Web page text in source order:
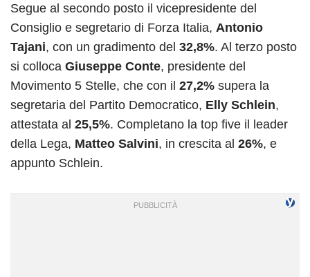
Segue al secondo posto il vicepresidente del
Consiglio e segretario di Forza Italia, Antonio
Tajani, con un gradimento del 32,8%. Al terzo posto
si colloca Giuseppe Conte, presidente del
Movimento 5 Stelle, che con il 27,2% supera la
segretaria del Partito Democratico, Elly Schlein,
attestata al 25,5%. Completano la top five il leader
della Lega, Matteo Salvini, in crescita al 26%, e
appunto Schlein.